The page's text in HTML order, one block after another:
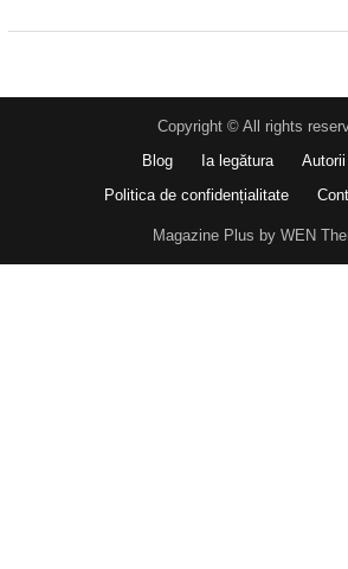
Copyright © All rights
Blog
Ia legătura
Politica de confidențialitate
Magazine Plus by WEN